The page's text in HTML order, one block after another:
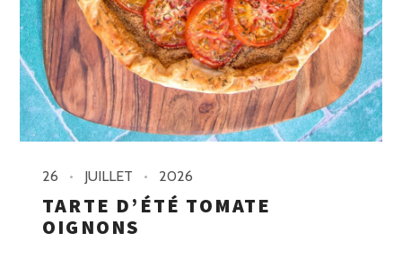
26 JUILLET 2026
TARTE D’ÉTÉ TOMATE
OIGNONS